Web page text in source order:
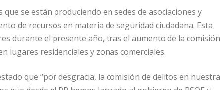
se están produciendo en sedes de asociaciones y
de recursos en materia de seguridad ciudadana. Esta
durante el presente año, tras el aumento de la comisión
lugares residenciales y zonas comerciales.
que “por desgracia, la comisión de delitos en nuestra